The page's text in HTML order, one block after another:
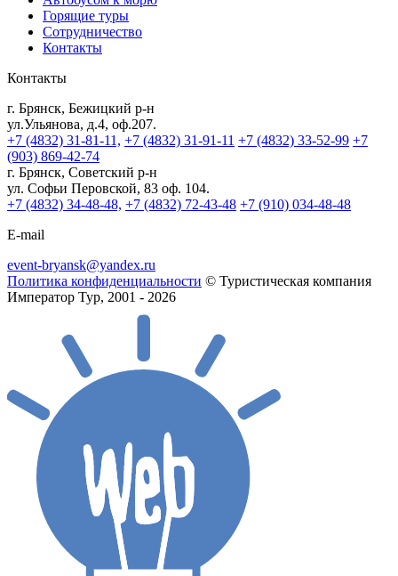
Горящие туры
Сотрудничество
Контакты
Контакты
г. Брянск, Бежицкий р-н
ул.Ульянова, д.4, оф.207.
+7 (4832) 31-81-11, +7 (4832) 31-91-11 +7 (4832) 33-52-99 +7
(903) 869-42-74
г. Брянск, Советский р-н
ул. Софьи Перовской, 83 оф. 104.
+7 (4832) 34-48-48, +7 (4832) 72-43-48 +7 (910) 034-48-48
E-mail
event-bryansk@yandex.ru
Политика конфиденциальности © Туристическая компания
Император Тур, 2001 - 2026